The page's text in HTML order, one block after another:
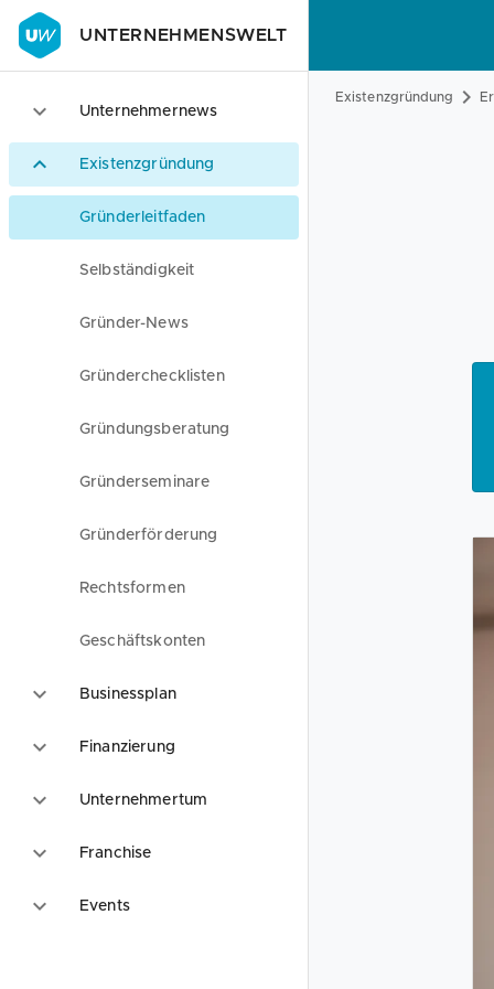
UNTERNEHMENSWELT
Unternehmernews
Existenzgründung
Gründerleitfaden
Selbständigkeit
Gründer-News
Gründerchecklisten
Gründungsberatung
Gründerseminare
Gründerförderung
Rechtsformen
Geschäftskonten
Businessplan
Finanzierung
Unternehmertum
Franchise
Events
Existenzgründung